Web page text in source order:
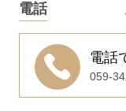
電話
電話
059-